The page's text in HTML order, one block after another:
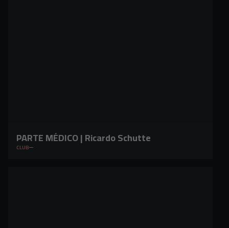
PARTE MÉDICO | Ricardo Schutte
CLUB